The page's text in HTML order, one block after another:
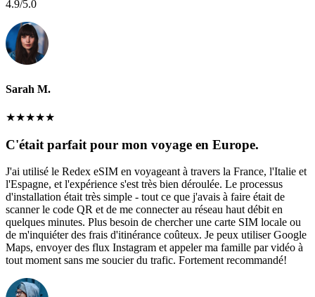
4.9/5.0
Sarah M.
★★★★★
C'était parfait pour mon voyage en Europe.
J'ai utilisé le Redex eSIM en voyageant à travers la France, l'Italie et
l'Espagne, et l'expérience s'est très bien déroulée. Le processus
d'installation était très simple - tout ce que j'avais à faire était de
scanner le code QR et de me connecter au réseau haut débit en
quelques minutes. Plus besoin de chercher une carte SIM locale ou
de m'inquiéter des frais d'itinérance coûteux. Je peux utiliser Google
Maps, envoyer des flux Instagram et appeler ma famille par vidéo à
tout moment sans me soucier du trafic. Fortement recommandé!